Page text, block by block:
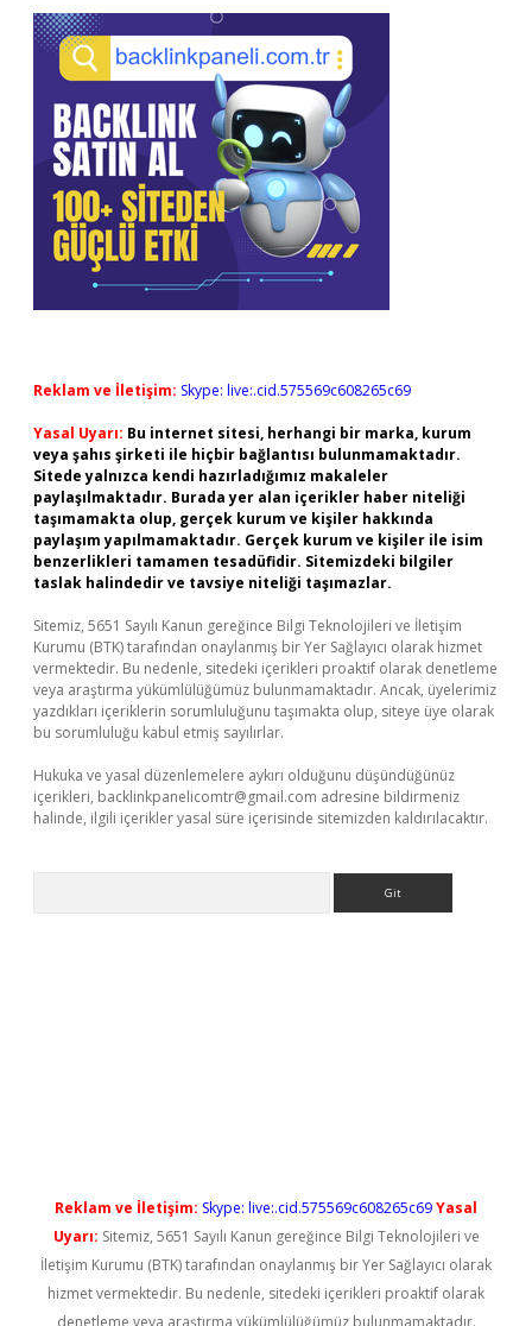
Reklam ve İletişim: Skype: live:.cid.575569c608265c69
Yasal Uyarı: Bu internet sitesi, herhangi bir marka, kurum
veya şahıs şirketi ile hiçbir bağlantısı bulunmamaktadır.
Sitede yalnızca kendi hazırladığımız makaleler
paylaşılmaktadır. Burada yer alan içerikler haber niteliği
taşımamakta olup, gerçek kurum ve kişiler hakkında
paylaşım yapılmamaktadır. Gerçek kurum ve kişiler ile isim
benzerlikleri tamamen tesadüfidir. Sitemizdeki bilgiler
taslak halindedir ve tavsiye niteliği taşımazlar.
Sitemiz, 5651 Sayılı Kanun gereğince Bilgi Teknolojileri ve İletişim
Kurumu (BTK) tarafından onaylanmış bir Yer Sağlayıcı olarak hizmet
vermektedir. Bu nedenle, sitedeki içerikleri proaktif olarak denetleme
veya araştırma yükümlülüğümüz bulunmamaktadır. Ancak, üyelerimiz
yazdıkları içeriklerin sorumluluğunu taşımakta olup, siteye üye olarak
bu sorumluluğu kabul etmiş sayılırlar.
Hukuka ve yasal düzenlemelere aykırı olduğunu düşündüğünüz
içerikleri, backlinkpanelicomtr@gmail.com adresine bildirmeniz
halinde, ilgili içerikler yasal süre içerisinde sitemizden kaldırılacaktır.
Reklam ve İletişim: Skype: live:.cid.575569c608265c69Yasal
Uyarı: Sitemiz, 5651 Sayılı Kanun gereğince Bilgi Teknolojileri ve
İletişim Kurumu (BTK) tarafından onaylanmış bir Yer Sağlayıcı olarak
hizmet vermektedir. Bu nedenle, sitedeki içerikleri proaktif olarak
denetleme veya araştırma yükümlülüğümüz bulunmamaktadır.